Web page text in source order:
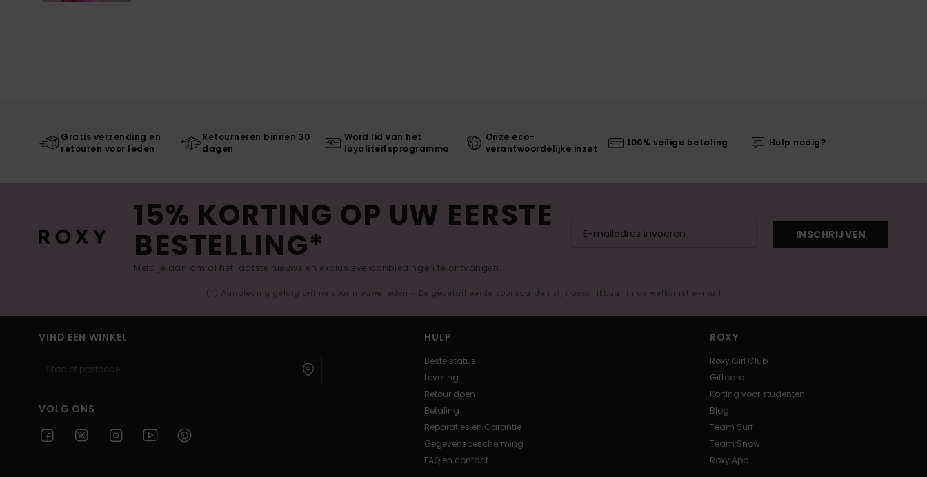
Gratis verzending en
retouren voor leden
Retourneren binnen 30
dagen
Word lid van het
loyaliteitsprogramma
Onze eco-
verantwoordelijke inzet
100% veilige betaling Hulp nodig?
15% KORTING OP UW EERSTE
BESTELLING*
Meld je aan om al het laatste nieuws en exclusieve aanbiedingen te ontvangen.
INSCHRIJVEN
(*) Aanbieding geldig online voor nieuwe leden - De gedetailleerde voorwaarden zijn beschikbaar in de welkomst e-mail
VIND EEN WINKEL
VOLG ONS
HULP
Bestelstatus
Levering
Retour doen
Betaling
Reparaties en Garantie
Gegevensbescherming
FAQ en contact
ROXY
Roxy Girl Club
Giftcard
Korting voor studenten
Blog
Team Surf
Team Snow
Roxy App